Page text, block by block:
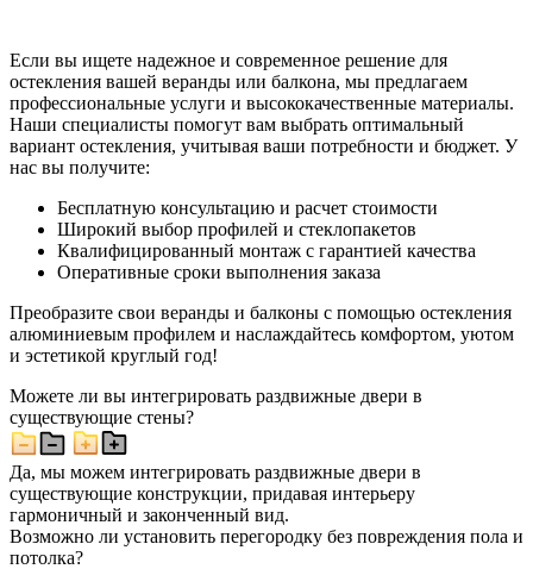
Если вы ищете надежное и современное решение для
остекления вашей веранды или балкона, мы предлагаем
профессиональные услуги и высококачественные материалы.
Наши специалисты помогут вам выбрать оптимальный
вариант остекления, учитывая ваши потребности и бюджет. У
нас вы получите:
Бесплатную консультацию и расчет стоимости
Широкий выбор профилей и стеклопакетов
Квалифицированный монтаж с гарантией качества
Оперативные сроки выполнения заказа
Преобразите свои веранды и балконы с помощью остекления
алюминиевым профилем и наслаждайтесь комфортом, уютом
и эстетикой круглый год!
Можете ли вы интегрировать раздвижные двери в
существующие стены?
Да, мы можем интегрировать раздвижные двери в
существующие конструкции, придавая интерьеру
гармоничный и законченный вид.
Возможно ли установить перегородку без повреждения пола и
потолка?